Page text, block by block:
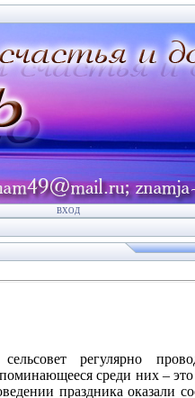
ВХОД
регулярно
среди них –
праздника оказали